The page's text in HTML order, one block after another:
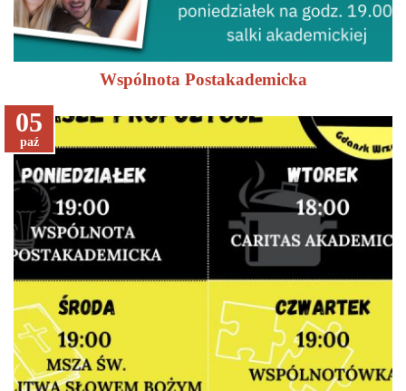
Wspólnota Postakademicka
05
paź
czytaj więcej